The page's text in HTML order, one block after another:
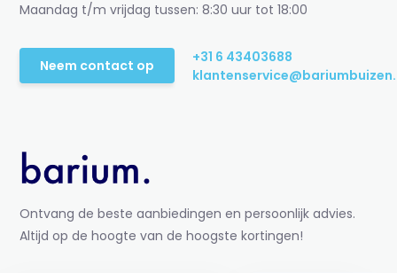
Maandag t/m vrijdag tussen: 8:30 uur tot 18:00
Neem contact op
+31 6 43403688
Ontvang de beste aanbiedingen en persoonlijk advies.
Altijd op de hoogte van de hoogste kortingen!